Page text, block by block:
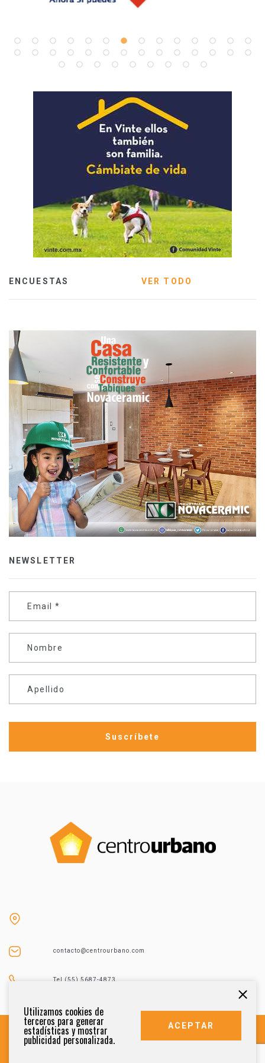
ENCUESTAS VER TODO
NEWSLETTER
Email *
Nombre
Apellido
contacto@centrourbano.com
Tel (55) 5687-4873
Utilizamos cookies de
terceros para generar
estadísticas y mostrar
publicidad personalizada.
ACEPTAR